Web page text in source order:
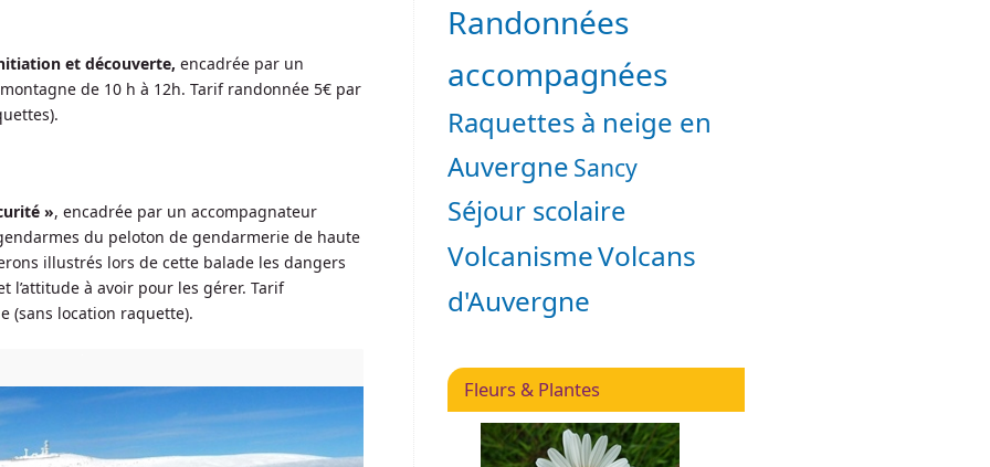
et découverte, encadrée par un
de 10 h à 12h. Tarif randonnée 5€ par
», encadrée par un accompagnateur
du peloton de gendarmerie de haute
illustrés lors de cette balade les dangers
l’attitude à avoir pour les gérer. Tarif
(sans location raquette).
Randonnées
accompagnées
Raquettes à neige en
Auvergne Sancy
Séjour scolaire
VolcanismeVolcans
d'Auvergne
Fleurs & Plantes